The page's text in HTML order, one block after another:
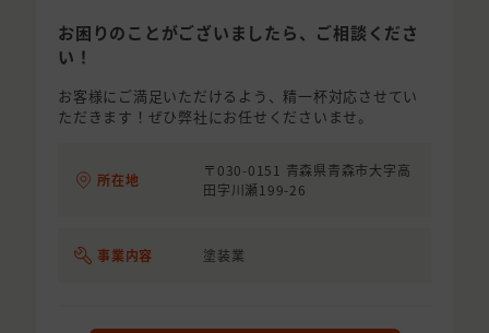
お困りのことがございましたら、ご相談くださ
い！
お客様にご満足いただけるよう、精一杯対応させてい
ただきます！ぜひ弊社にお任せくださいませ。
所在地
〒030-0151 青森県青森市大字高
田字川瀬199-26
事業内容 塗装業